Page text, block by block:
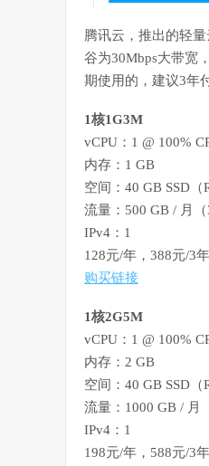
腾讯云，推出的轻
谷为30Mbps大带宽
期使用的，建议3年
1核1G3M
vCPU：1 @ 100%
内存：1 GB
空间：40 GB SSD（
流量：500 GB / 月（
IPv4：1
128元/年，388元/3年
购买链接
1核2G5M
vCPU：1 @ 100%
内存：2 GB
空间：40 GB SSD（
流量：1000 GB / 月
IPv4：1
198元/年，588元/3年